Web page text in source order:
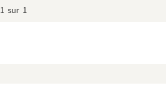
1 sur 1